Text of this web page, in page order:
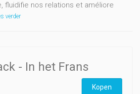
fluidifie nos relations et améliore
verder
- In het Frans
Kopen